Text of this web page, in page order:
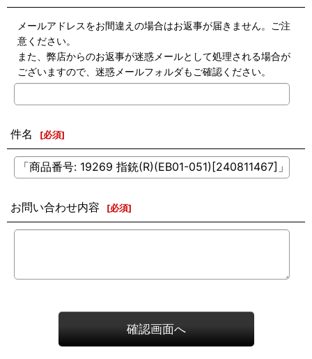
メールアドレスをお間違えの場合はお返事が届きません。ご注
意ください。
また、弊店からのお返事が迷惑メールとして処理される場合が
ございますので、迷惑メールフォルダもご確認ください。
件名 [必須]
お問い合わせ内容 [必須]
確認画面へ